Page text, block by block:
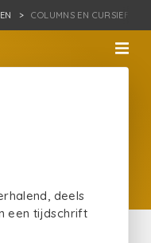
COLUMNS EN CURSIEFJES
deels
een tijdschrift